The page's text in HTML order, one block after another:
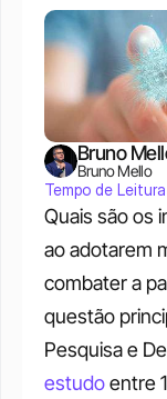
Quais são os
ao adotarem
combater a
questão
Pesquisa e
estudo entre
Bruno
Bruno Mello
Tempo de